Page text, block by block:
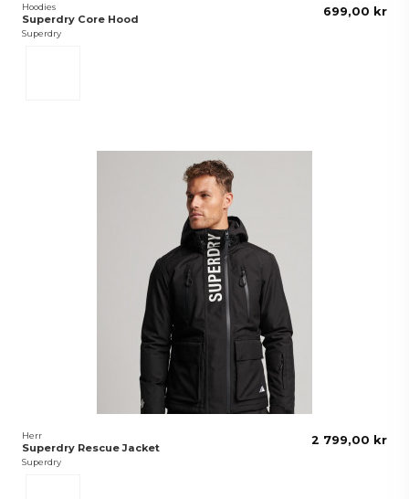
Hoodies
Superdry Core Hood
Superdry
699,00 kr
Herr
Superdry Rescue Jacket
Superdry
2 799,00 kr